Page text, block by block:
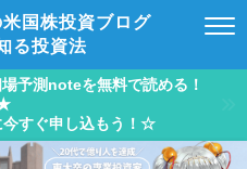
国株投資ブログ
る投資法
予測noteを無料で読める！
すぐ申し込もう！☆